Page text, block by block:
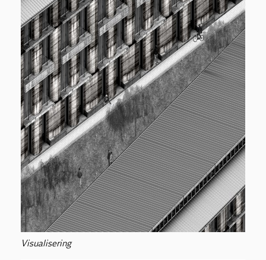
Visualisering